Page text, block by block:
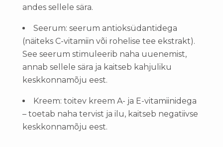
andes sellele sära.
Seerum: seerum antioksüdantidega
(näiteks C-vitamiin või rohelise tee ekstrakt).
See seerum stimuleerib naha uuenemist,
annab sellele sära ja kaitseb kahjuliku
keskkonnamõju eest.
Kreem: toitev kreem A- ja E-vitamiinidega
– toetab naha tervist ja ilu, kaitseb negatiivse
keskkonnamõju eest.